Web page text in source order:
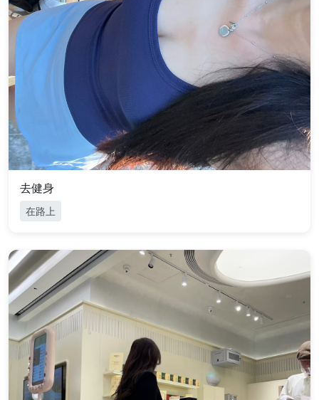
去健身
在路上